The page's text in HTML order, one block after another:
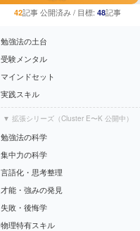
42記事 公開済み / 目標: 48記事
勉強法の土台
受験メンタル
マインドセット
実践スキル
▼ 拡張シリーズ（Cluster E〜K 公開中）
勉強法の科学
集中力の科学
言語化・思考整理
才能・強みの発見
失敗・後悔学
物理特有スキル